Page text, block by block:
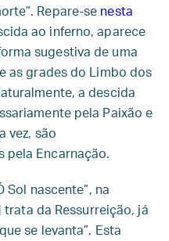
Repare-se nesta
ao inferno, aparece
sugestiva de uma
as grades do Limbo dos
a descida
pela Paixão e
vez, são
pela Encarnação.
Sol nascente”, na
da Ressurreição, já
se levanta”. Esta